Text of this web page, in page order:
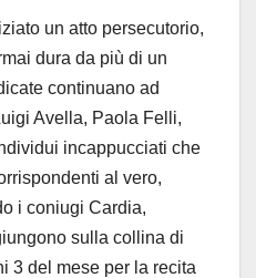
un atto persecutorio,
dura da più di un
continuano ad
Avella, Paola Felli,
incappucciati che
al vero,
i coniugi Cardia,
sulla collina di
3 del mese per la recita